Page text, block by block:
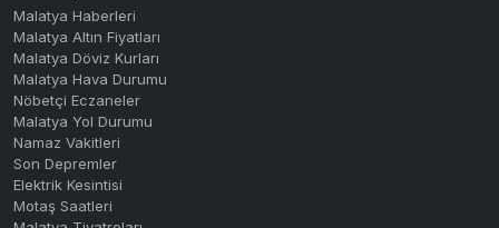
16K 16K : MALİYE - ÇEVRE YOLU - TE
16M 16M : MALİYE - ÇEVRE YOLU - MA
17A 17A : KARAKAVAK - M.B.B. - AKP
17B 17B : GÜNGÖR - FAHRİ KAYAHAN -
17C 17C : ŞENTEPE - TECDE - GÜNEY
18A 18A : MERKEZ - ÇİLESİZ - TECDE
Malatya Haberleri
Malatya Altın Fiyatları
Malatya Döviz Kurları
Malatya Hava Durumu
Nöbetçi Eczaneler
Malatya Yol Durumu
Namaz Vakitleri
Son Depremler
Elektrik Kesintisi
Motaş Saatleri